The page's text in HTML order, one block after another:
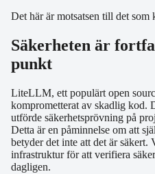
Det här är motsatsen till det som
Säkerheten är
punkt
LiteLLM, ett populärt open
komprometterat av skadlig kod.
utförde säkerhetsprövning på
Detta är en påminnelse om att
betyder det inte att det är säkert.
infrastruktur för att verifiera
dagligen.